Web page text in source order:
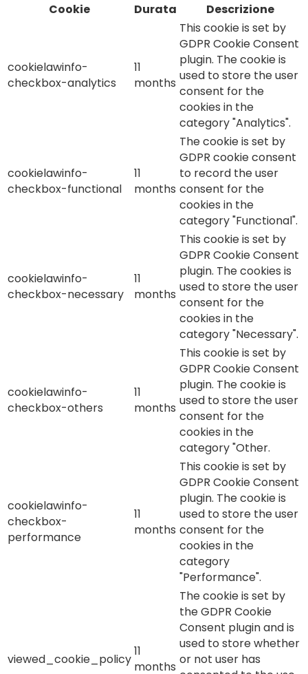
Cookie
Durata Descrizione
cookielawinfo-
checkbox-analytics
11
months
This cookie is set by
GDPR Cookie Consent
plugin. The cookie is
used to store the user
consent for the
cookies in the
category "Analytics".
cookielawinfo-
checkbox-functional
11
months
The cookie is set by
GDPR cookie consent
to record the user
consent for the
cookies in the
category "Functional".
cookielawinfo-
checkbox-necessary
11
months
This cookie is set by
GDPR Cookie Consent
plugin. The cookies is
used to store the user
consent for the
cookies in the
category "Necessary".
cookielawinfo-
checkbox-others
11
months
This cookie is set by
GDPR Cookie Consent
plugin. The cookie is
used to store the user
consent for the
cookies in the
category "Other.
cookielawinfo-
checkbox-
performance
11
months
This cookie is set by
GDPR Cookie Consent
plugin. The cookie is
used to store the user
consent for the
cookies in the
category
"Performance".
viewed_cookie_policy
11
months
The cookie is set by
the GDPR Cookie
Consent plugin and is
used to store whether
or not user has